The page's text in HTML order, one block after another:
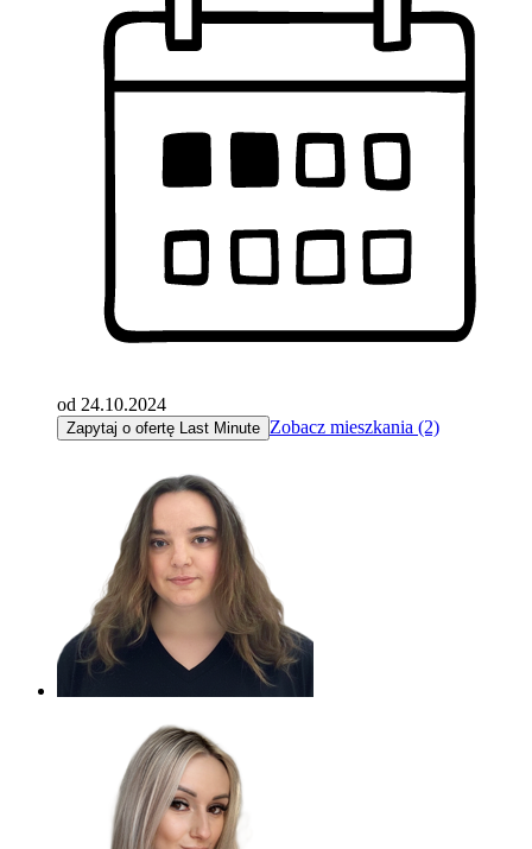
od 24.10.2024
Zapytaj o ofertę Last Minute Zobacz mieszkania (2)